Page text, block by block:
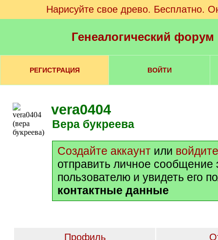
Нарисуйте свое древо. Бесплатно.
Генеалогический
РЕГИСТРАЦИЯ ВОЙТИ
vera0404
вера букреева
Создайте аккаунт или войдите
отправить личное сообщение
пользователю и увидеть его
контактные данные
Профиль